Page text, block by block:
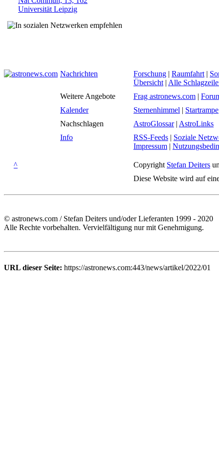
Universität Leipzig
Nachrichten Forschung | Raumfahrt |
Übersicht | Alle
Weitere Angebote
Frag astronews.com |
Kalender
Sternenhimmel | Startrampe
Nachschlagen
AstroGlossar| AstroLinks
Info
RSS-Feeds | Soziale
Impressum |
^ Copyright Stefan Deiters
Diese Website wird auf
© astronews.com / Stefan Deiters und/oder Lieferanten 1999 - 2020
Alle Rechte vorbehalten. Vervielfältigung nur mit Genehmigung.
URL dieser Seite: https://astronews.com:443/news/artikel/2022/01